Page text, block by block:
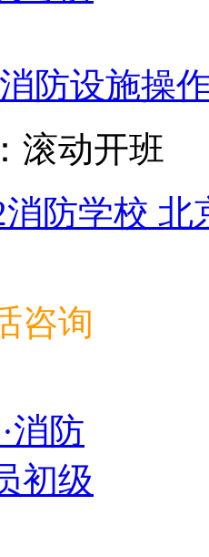
防设施操
滚动开班
防学校 北
咨询